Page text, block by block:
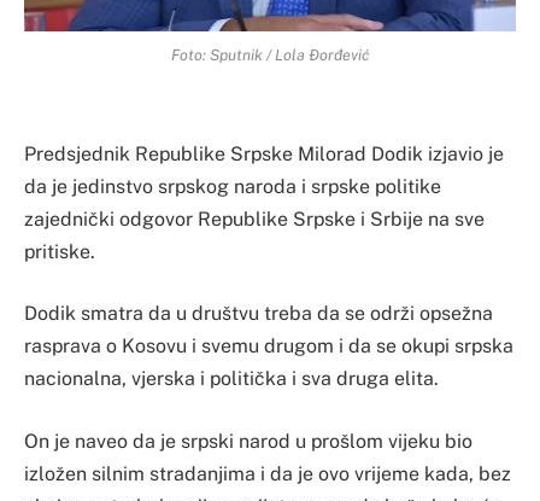
Foto: Sputnik / Lola Đorđević
Predsjednik Republike Srpske Milorad Dodik izjavio je
da je jedinstvo srpskog naroda i srpske politike
zajednički odgovor Republike Srpske i Srbije na sve
pritiske.
Dodik smatra da u društvu treba da se održi opsežna
rasprava o Kosovu i svemu drugom i da se okupi srpska
nacionalna, vjerska i politička i sva druga elita.
On je naveo da je srpski narod u prošlom vijeku bio
izložen silnim stradanjima i da je ovo vrijeme kada, bez